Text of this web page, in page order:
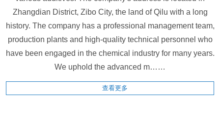
Zhangdian District, Zibo City, the land of Qilu with a long
history. The company has a professional management team,
production plants and high-quality technical personnel who
have been engaged in the chemical industry for many years.
We uphold the advanced m……
查看更多